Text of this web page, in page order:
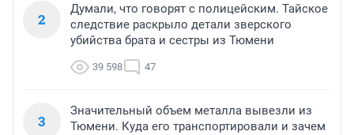
2
Думали, что говорят с полицейским. Тайское
следствие раскрыло детали зверского
убийства брата и сестры из Тюмени
39 598 47
3
Значительный объем металла вывезли из
Тюмени. Куда его транспортировали и зачем